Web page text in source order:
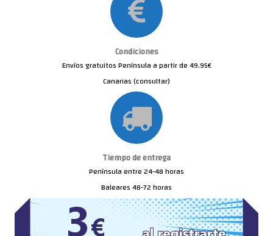
Condiciones
Envíos gratuitos Península a partir de 49.95€
Canarias (consultar)
Tiempo de entrega
Península entre 24-48 horas
Baleares 48-72 horas